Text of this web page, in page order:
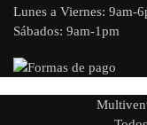
Lunes a Viernes: 9am-
Sábados: 9am-1pm